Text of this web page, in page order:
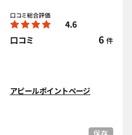
口コミ総合評価
4.6
口コミ
6 件
アピールポイントページ
保存